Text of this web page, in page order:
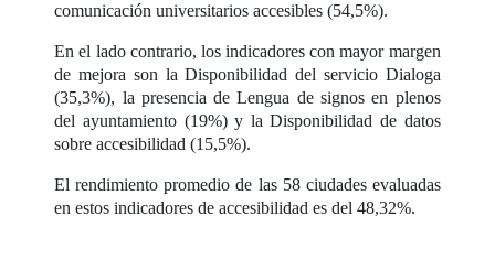
comunicación universitarios accesibles (54,5%).
En el lado contrario, los indicadores con mayor margen
de mejora son la Disponibilidad del servicio Dialoga
(35,3%), la presencia de Lengua de signos en plenos
del ayuntamiento (19%) y la Disponibilidad de datos
sobre accesibilidad (15,5%).
El rendimiento promedio de las 58 ciudades evaluadas
en estos indicadores de accesibilidad es del 48,32%.